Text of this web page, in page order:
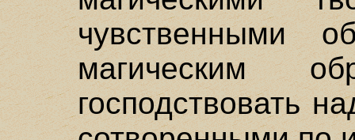
чувственными
магическим
господствовать